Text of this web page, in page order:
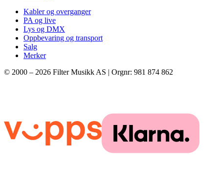
Kabler og overganger
PA og live
Lys og DMX
Oppbevaring og transport
Salg
Merker
© 2000 – 2026 Filter Musikk AS | Orgnr: 981 874 862